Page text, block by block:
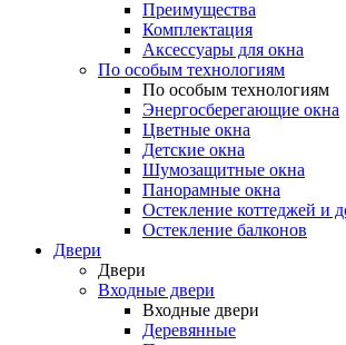
Преимущества
Комплектация
Аксессуары для окна
По особым технологиям
По особым технологиям
Энергосберегающие окна
Цветные окна
Детские окна
Шумозащитные окна
Панорамные окна
Остекление коттеджей и
Остекление балконов
Двери
Двери
Входные двери
Входные двери
Деревянные